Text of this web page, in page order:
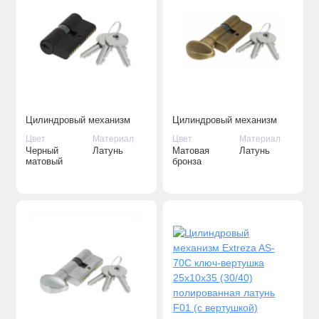
Цилиндровый механизм
Extreza AS-70 ключ-ключ
30x10x30 (35/35) черный
матовый F22
Цвет
Черный
матовый
Материал
Латунь
Цилиндровый механизм
Extreza AS-70С ключ-
вертушка 25x10x35 (30/40)
матовая бронза F03 (с
Цвет
Матовая
бронза
Материал
Латунь